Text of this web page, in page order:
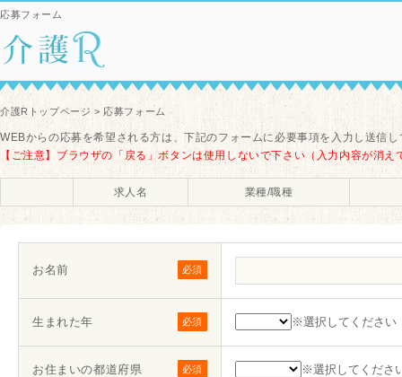
応募フォーム
介護Rトップページ > 応募フォーム
WEBからの応募を希望される方は、下記のフォームに必要事項を入力し送信
【ご注意】ブラウザの「戻る」ボタンは使用しないで下さい（入力内容が消
求人名 業種/職種
必須
お名前
必須
生まれた年 ※選択してください
必須
お住まいの都道府県 ※選択してくださ